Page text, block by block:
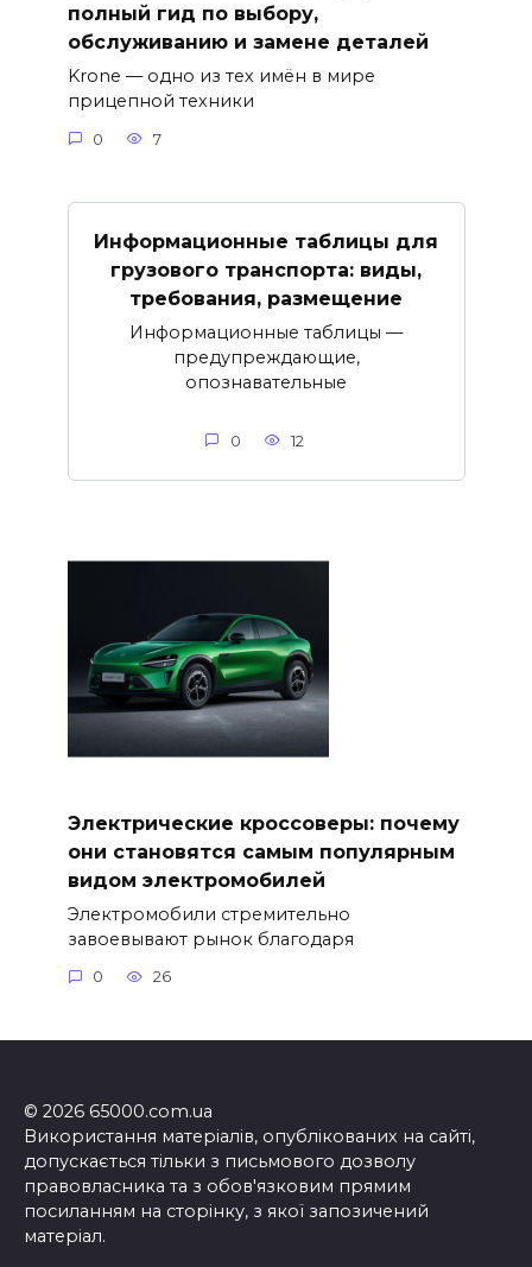
полный гид по выбору,
обслуживанию и замене деталей
Krone — одно из тех имён в мире
прицепной техники
0 7
Информационные таблицы для
грузового транспорта: виды,
требования, размещение
Информационные таблицы —
предупреждающие,
опознавательные
0 12
Электрические кроссоверы: почему
они становятся самым популярным
видом электромобилей
Электромобили стремительно
завоевывают рынок благодаря
0 26
© 2026 65000.com.ua
Використання матеріалів, опублікованих на сайті,
допускається тільки з письмового дозволу
правовласника та з обов'язковим прямим
посиланням на сторінку, з якої запозичений
матеріал.